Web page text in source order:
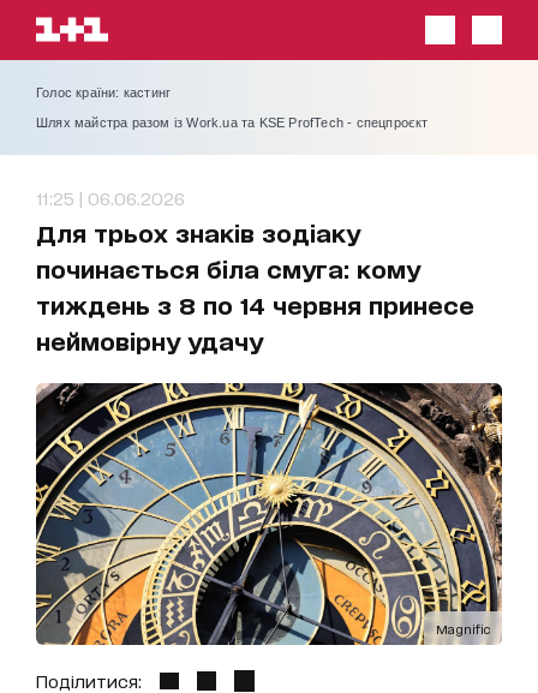
Голос країни: кастинг
Шлях майстра разом із Work.ua та KSE ProfTech - спецпроєкт
11:25 | 06.06.2026
Для трьох знаків зодіаку
починається біла смуга: кому
тиждень з 8 по 14 червня принесе
неймовірну удачу
Magnific
Поділитися: